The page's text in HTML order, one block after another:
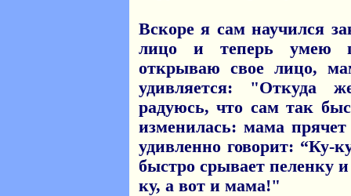
Вскоре я сам научился
лицо и теперь умею
открываю свое лицо,
удивляется: "Откуда
радуюсь, что сам так
изменилась: мама
удивленно говорит: “Ку-
быстро срывает пеленку
ку, а вот и мама!"